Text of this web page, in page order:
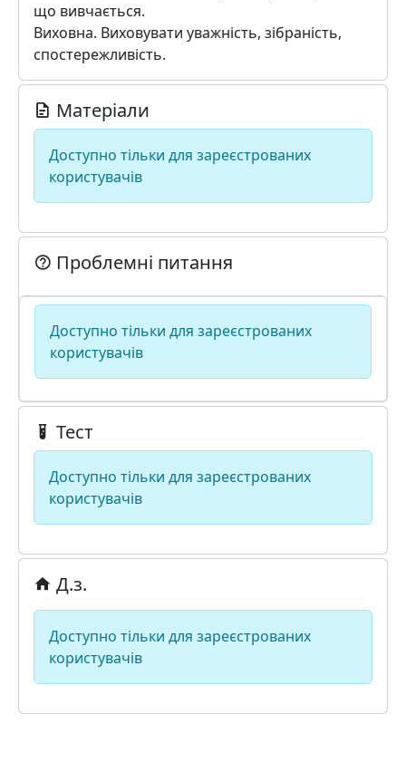
що вивчається.
Виховна. Виховувати уважність, зібраність,
спостережливість.
Матеріали
Доступно тільки для зареєстрованих
користувачів
Проблемні питання
Доступно тільки для зареєстрованих
користувачів
Тест
Доступно тільки для зареєстрованих
користувачів
Д.з.
Доступно тільки для зареєстрованих
користувачів